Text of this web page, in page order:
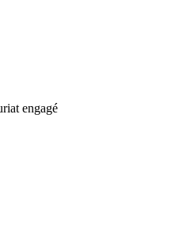
engagé